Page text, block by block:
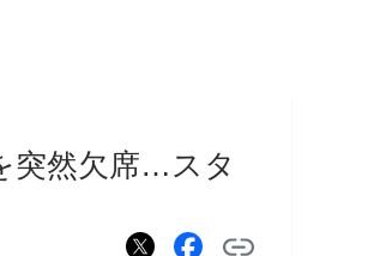
突然欠席…スタ